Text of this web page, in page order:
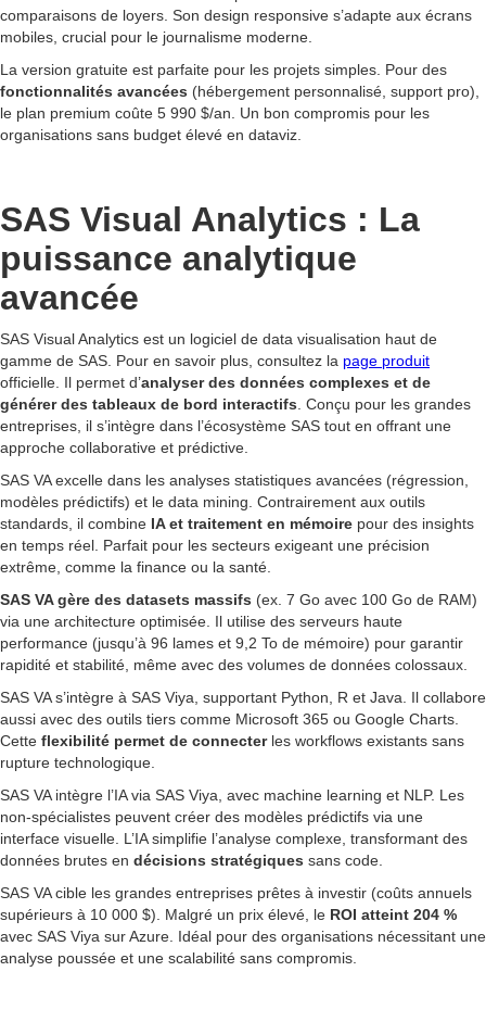
comparaisons de loyers. Son design responsive s’adapte aux écrans
mobiles, crucial pour le journalisme moderne.
La version gratuite est parfaite pour les projets simples. Pour des
fonctionnalités avancées (hébergement personnalisé, support pro),
le plan premium coûte 5 990 $/an. Un bon compromis pour les
organisations sans budget élevé en dataviz.
SAS Visual Analytics : La
puissance analytique
avancée
SAS Visual Analytics est un logiciel de data visualisation haut de
gamme de SAS. Pour en savoir plus, consultez la page produit
officielle. Il permet d’analyser des données complexes et de
générer des tableaux de bord interactifs . Conçu pour les grandes
entreprises, il s’intègre dans l’écosystème SAS tout en offrant une
approche collaborative et prédictive.
SAS VA excelle dans les analyses statistiques avancées (régression,
modèles prédictifs) et le data mining. Contrairement aux outils
standards, il combine IA et traitement en mémoire pour des insights
en temps réel. Parfait pour les secteurs exigeant une précision
extrême, comme la finance ou la santé.
SAS VA gère des datasets massifs (ex. 7 Go avec 100 Go de RAM)
via une architecture optimisée. Il utilise des serveurs haute
performance (jusqu’à 96 lames et 9,2 To de mémoire) pour garantir
rapidité et stabilité, même avec des volumes de données colossaux.
SAS VA s’intègre à SAS Viya, supportant Python, R et Java. Il collabore
aussi avec des outils tiers comme Microsoft 365 ou Google Charts.
Cette flexibilité permet de connecterles workflows existants sans
rupture technologique.
SAS VA intègre l’IA via SAS Viya, avec machine learning et NLP. Les
non-spécialistes peuvent créer des modèles prédictifs via une
interface visuelle. L’IA simplifie l’analyse complexe, transformant des
données brutes en décisions stratégiques sans code.
SAS VA cible les grandes entreprises prêtes à investir (coûts annuels
supérieurs à 10 000 $). Malgré un prix élevé, le ROI atteint 204 %
avec SAS Viya sur Azure. Idéal pour des organisations nécessitant une
analyse poussée et une scalabilité sans compromis.